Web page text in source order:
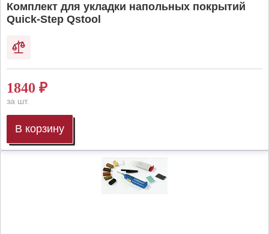
Комплект для укладки напольных покрытий
Quick-Step Qstool
1840 ₽
за шт.
В корзину